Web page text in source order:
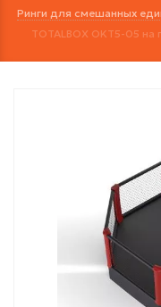
Ринги для смешанных
TOTALBOX OKT5-05